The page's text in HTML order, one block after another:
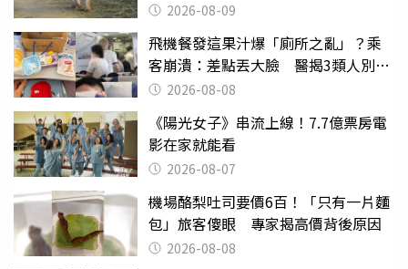
2026-08-09
飛機餐發這果汁爆「廁所之亂」？乘
客崩潰：差點丟大臉 醫揭3類人別亂
喝 2026-08-08
《陽光女子》串流上線！7.7億票房電
影在家就能看
2026-08-07
機場酪梨吐司要價6百！「只有一片麵
包」旅客傻眼 專家揭高價背後原因
2026-08-08